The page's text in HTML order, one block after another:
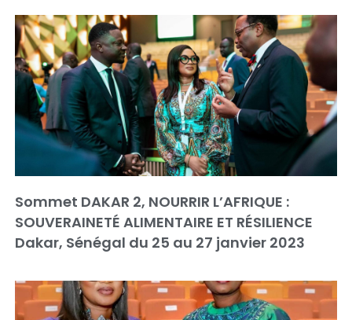
Sommet DAKAR 2, NOURRIR L’AFRIQUE :
SOUVERAINETÉ ALIMENTAIRE ET RÉSILIENCE
Dakar, Sénégal du 25 au 27 janvier 2023